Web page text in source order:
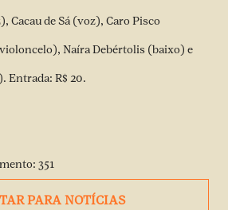
Cacau de Sá (voz), Caro Pisco
Naíra Debértolis (baixo) e
Entrada: R$ 20.
351
PARA NOTÍCIAS